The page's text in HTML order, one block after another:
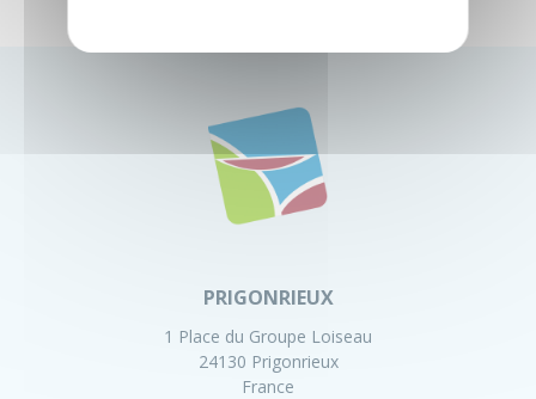
PRIGONRIEUX
1 Place du Groupe Loiseau
24130 Prigonrieux
France